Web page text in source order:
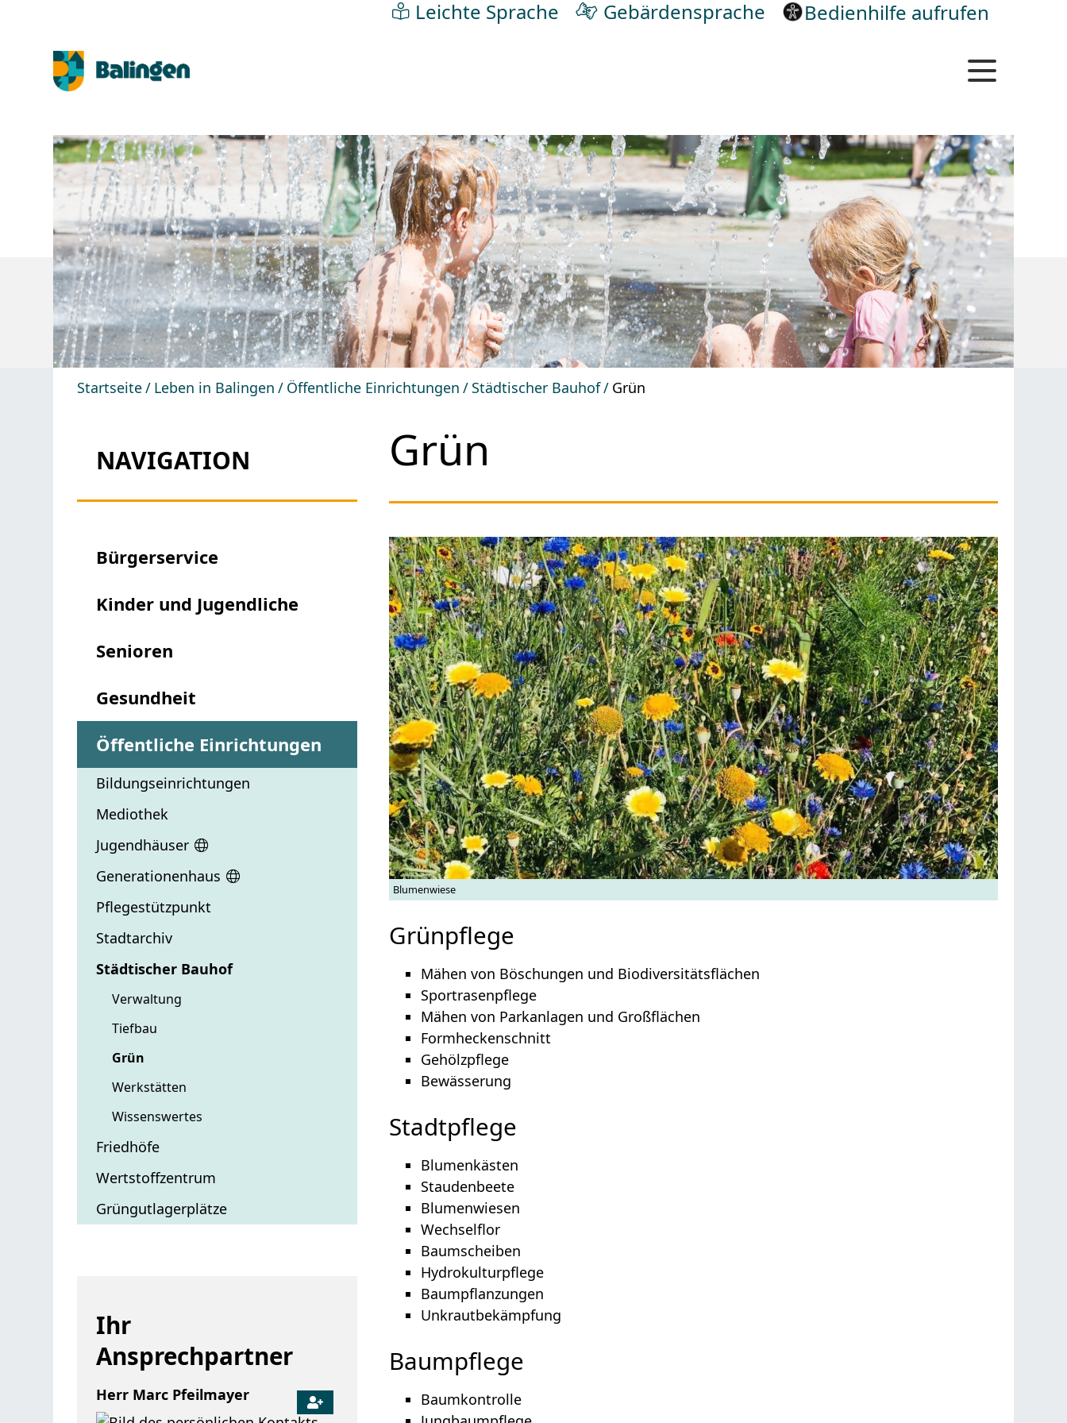
Leichte Sprache Gebärdensprache Bedienhilfe aufrufen
Startseite Leben in Balingen Öffentliche Einrichtungen Städtischer Bauhof Grün
NAVIGATION
Bürgerservice
Kinder und Jugendliche
Senioren
Gesundheit
Öffentliche Einrichtungen
Bildungseinrichtungen
Mediothek
Jugendhäuser
Generationenhaus
Pflegestützpunkt
Stadtarchiv
Städtischer Bauhof
Verwaltung
Tiefbau
Grün
Werkstätten
Wissenswertes
Friedhöfe
Wertstoffzentrum
Grüngutlagerplätze
Ihr
Ansprechpartner
Herr Marc Pfeilmayer
Grün
Blumenwiese
Grünpflege
Mähen von Böschungen und Biodiversitätsflächen
Sportrasenpflege
Mähen von Parkanlagen und Großflächen
Formheckenschnitt
Gehölzpflege
Bewässerung
Stadtpflege
Blumenkästen
Staudenbeete
Blumenwiesen
Wechselflor
Baumscheiben
Hydrokulturpflege
Baumpflanzungen
Unkrautbekämpfung
Baumpflege
Baumkontrolle